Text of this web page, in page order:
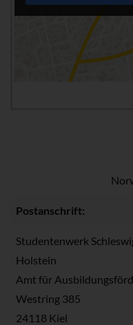
Postanschrift:
Studentenwerk
Holstein
Amt für
Westring 385
24118 Kiel